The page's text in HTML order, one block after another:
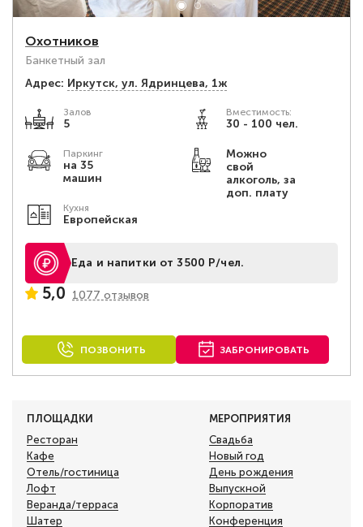
Охотников
Банкетный зал
Адрес: Иркутск, ул. Ядринцева, 1ж
Залов
5
Вместимость:
30 - 100 чел.
Паркинг
на 35
машин
Можно
свой
алкоголь, за
доп. плату
Кухня
Европейская
Еда и напитки от 3500 Р/чел.
5,0 1077 отзывов
ПОЗВОНИТЬ ЗАБРОНИРОВАТЬ
ПЛОЩАДКИ
Ресторан
Кафе
Отель/гостиница
Лофт
Веранда/терраса
Шатер
МЕРОПРИЯТИЯ
Свадьба
Новый год
День рождения
Выпускной
Корпоратив
Конференция